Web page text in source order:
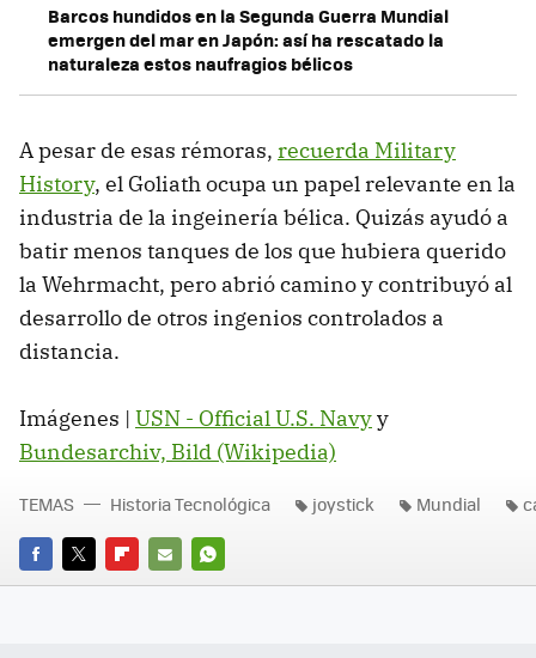
Barcos hundidos en la Segunda Guerra Mundial
emergen del mar en Japón: así ha rescatado la
naturaleza estos naufragios bélicos
A pesar de esas rémoras, recuerda Military
History, el Goliath ocupa un papel relevante en la
industria de la ingeinería bélica. Quizás ayudó a
batir menos tanques de los que hubiera querido
la Wehrmacht, pero abrió camino y contribuyó al
desarrollo de otros ingenios controlados a
distancia.
Imágenes | USN - Official U.S. Navyy
Bundesarchiv, Bild (Wikipedia)
FACEBOOK
TWITTERFLIPBOARD
E-
WHATSAPP
TEMAS Historia Tecnológica joystick Mundial